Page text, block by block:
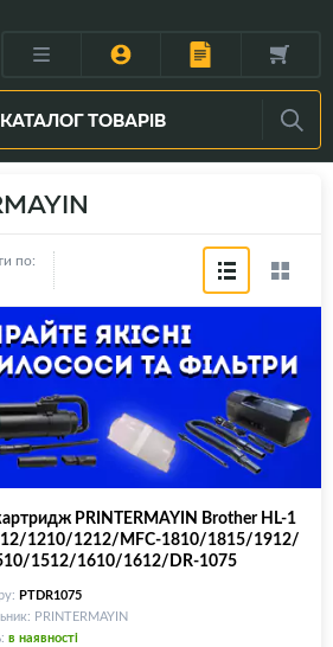
КАТАЛОГ ТОВАРІВ
по:
PRINTERMAYIN Brother HL-1
1210/1212/MFC-1810/1815/1912/
1512/1610/1612/DR-1075
PTDR1075
PRINTERMAYIN
в наявності